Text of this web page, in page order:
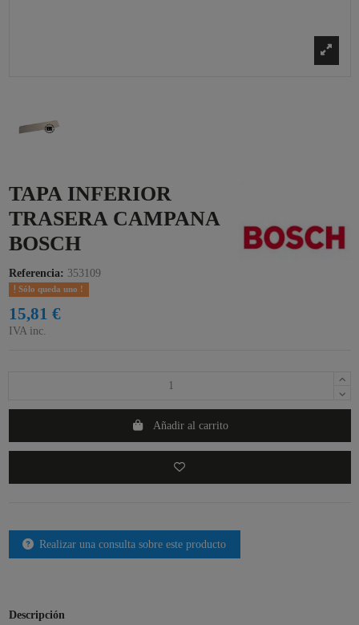
TAPA INFERIOR
TRASERA CAMPANA
BOSCH
Referencia: 353109
Sólo queda uno !
15,81 €
IVA inc.
Añadir al carrito
Realizar una consulta sobre este producto
Descripción